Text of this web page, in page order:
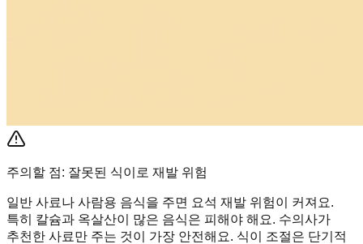
주의할 점: 잘못된 식이로 재발 위험
일반 사료나 사람용 음식을 주면 요석 재발 위험이 커져요.
특히 칼슘과 옥살산이 많은 음식은 피해야 해요. 수의사가
추천한 사료만 주는 것이 가장 안전해요. 식이 조절은 단기적